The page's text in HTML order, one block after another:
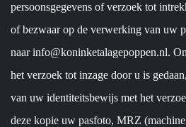
persoonsgegevens of verzoek tot
of bezwaar op de verwerking van uw
naar info@koninketalagepoppen.nl.
het verzoek tot inzage door u is
van uw identiteitsbewijs met het
deze kopie uw pasfoto, MRZ